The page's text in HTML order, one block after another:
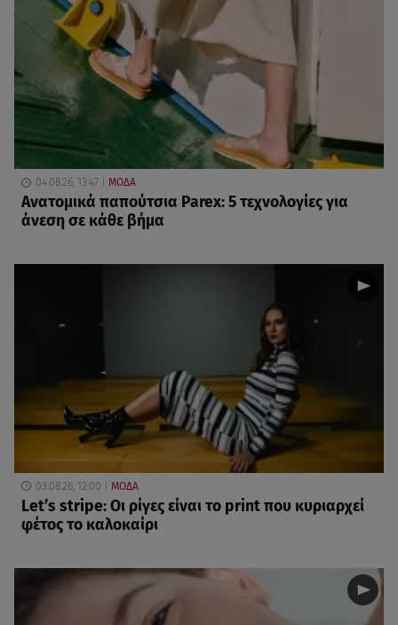
04.08.26, 13:47 ΜΟΔΑ
Ανατομικά παπούτσια Parex: 5 τεχνολογίες για
άνεση σε κάθε βήμα
03.08.26, 12:00 ΜΟΔΑ
Let’s stripe: Οι ρίγες είναι το print που κυριαρχεί
φέτος το καλοκαίρι